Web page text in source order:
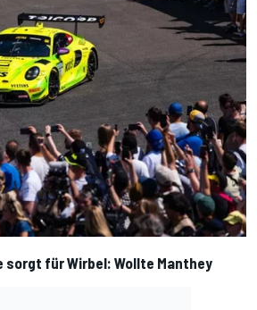
sorgt für Wirbel: Wollte Manthey